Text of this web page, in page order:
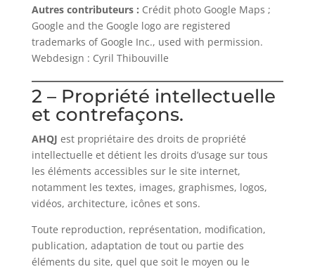
Autres contributeurs : Crédit photo Google Maps ;
Google and the Google logo are registered
trademarks of Google Inc., used with permission.
Webdesign : Cyril Thibouville
2 – Propriété intellectuelle
et contrefaçons.
AHQJ est propriétaire des droits de propriété
intellectuelle et détient les droits d’usage sur tous
les éléments accessibles sur le site internet,
notamment les textes, images, graphismes, logos,
vidéos, architecture, icônes et sons.
Toute reproduction, représentation, modification,
publication, adaptation de tout ou partie des
éléments du site, quel que soit le moyen ou le